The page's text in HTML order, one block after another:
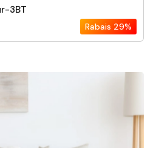
3BT
Rabais 29%